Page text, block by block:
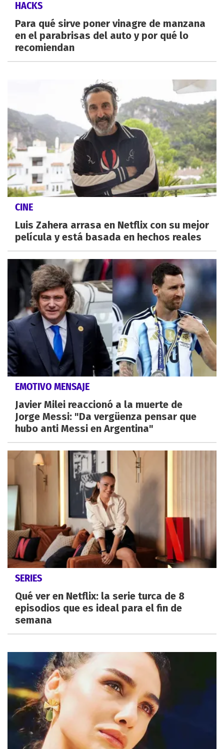
HACKS
Para qué sirve poner vinagre de manzana
en el parabrisas del auto y por qué lo
recomiendan
CINE
Luis Zahera arrasa en Netflix con su mejor
película y está basada en hechos reales
EMOTIVO MENSAJE
Javier Milei reaccionó a la muerte de
Jorge Messi: "Da vergüenza pensar que
hubo anti Messi en Argentina"
SERIES
Qué ver en Netflix: la serie turca de 8
episodios que es ideal para el fin de
semana